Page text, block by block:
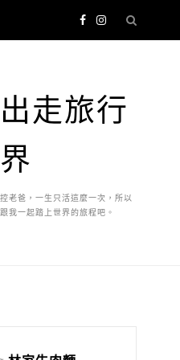
走旅行
老爸，一生只活這麼一次，所以
我一起踏上世界的旅程吧。